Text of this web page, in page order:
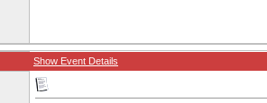
Show Event Details